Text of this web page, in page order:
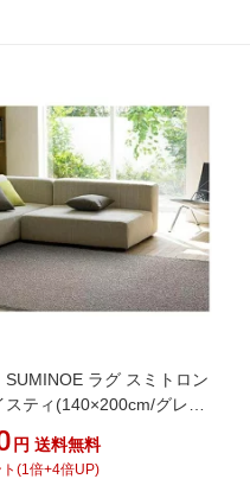
SUMINOE ラグ スミトロン
スティ(140×200cm/グレー)
ダー可能】
円 送料無料
(1 倍+4倍UP)